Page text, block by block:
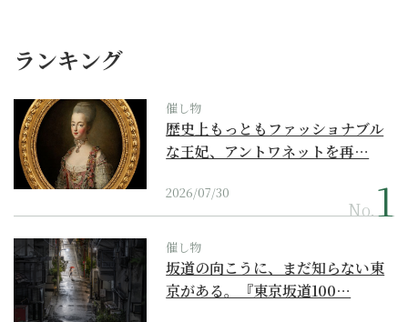
ランキング
催し物
歴史上もっともファッショナブル
な王妃、アントワネットを再…
2026/07/30
No.
催し物
坂道の向こうに、まだ知らない東
京がある。『東京坂道100…